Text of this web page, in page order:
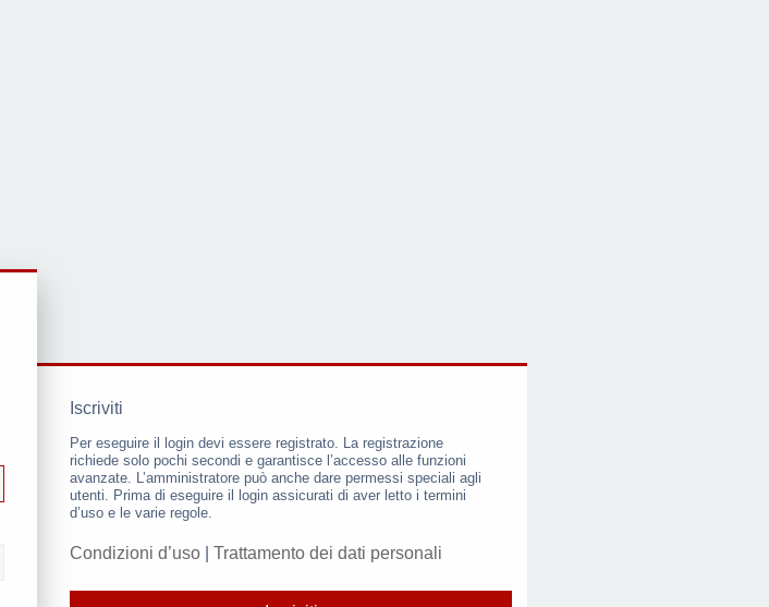
Iscriviti
Per eseguire il login devi essere registrato. La registrazione
richiede solo pochi secondi e garantisce l’accesso alle funzioni
avanzate. L’amministratore può anche dare permessi speciali agli
utenti. Prima di eseguire il login assicurati di aver letto i termini
d’uso e le varie regole.
Condizioni d’uso Trattamento dei dati personali